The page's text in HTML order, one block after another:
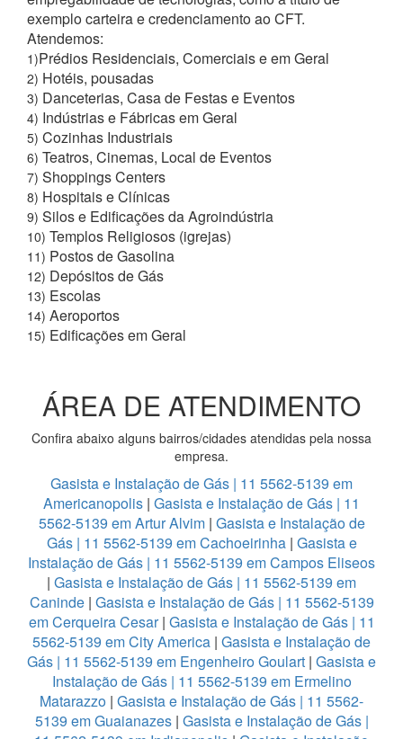
exemplo carteira e credenciamento ao CFT.
Atendemos:
1)Prédios Residenciais, Comerciais e em Geral
2) Hotéis, pousadas
3) Danceterias, Casa de Festas e Eventos
4) Indústrias e Fábricas em Geral
5) Cozinhas Industriais
6) Teatros, Cinemas, Local de Eventos
7) Shoppings Centers
8) Hospitais e Clínicas
9) Silos e Edificações da Agroindústria
10) Templos Religiosos (igrejas)
11) Postos de Gasolina
12) Depósitos de Gás
13) Escolas
14) Aeroportos
15) Edificações em Geral
ÁREA DE ATENDIMENTO
Confira abaixo alguns bairros/cidades atendidas pela nossa
empresa.
Gasista e Instalação de Gás | 11 5562-5139 em
Americanopolis | Gasista e Instalação de Gás | 11
5562-5139 em Artur Alvim | Gasista e Instalação de
Gás | 11 5562-5139 em Cachoeirinha| Gasista e
Instalação de Gás | 11 5562-5139 em Campos Eliseos
| Gasista e Instalação de Gás | 11 5562-5139 em
Caninde| Gasista e Instalação de Gás | 11 5562-5139
em Cerqueira Cesar| Gasista e Instalação de Gás | 11
5562-5139 em City America | Gasista e Instalação de
Gás | 11 5562-5139 em Engenheiro Goulart | Gasista e
Instalação de Gás | 11 5562-5139 em Ermelino
Matarazzo | Gasista e Instalação de Gás | 11 5562-
5139 em Guaianazes| Gasista e Instalação de Gás |